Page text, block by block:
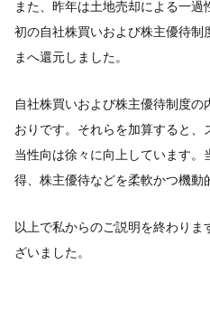
また、昨年は土地売却による一
初の自社株買いおよび株主優待制
まへ還元しました。
自社株買いおよび株主優待制度の
おりです。それらを加算すると
当性向は徐々に向上しています。
得、株主優待などを柔軟かつ機動
以上で私からのご説明を終わり
ざいました。